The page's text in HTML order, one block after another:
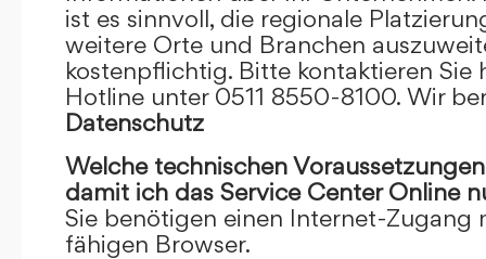
ist es sinnvoll, die regionale
weitere Orte und Branchen
kostenpflichtig. Bitte kontaktieren Sie
Hotline unter 0511 8550-8100. Wir
Datenschutz
Welche technischen
damit ich das Service Center Online
Sie benötigen einen Internet-Zugang
fähigen Browser.